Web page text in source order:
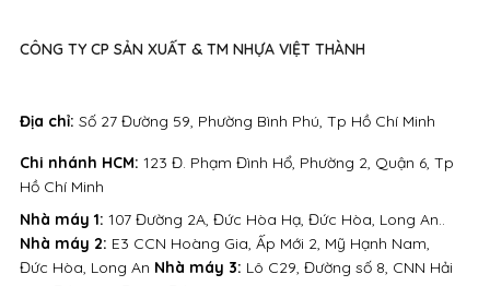
Địa chỉ: Số 27 Đường 59, Phường Bình Phú, Tp Hồ Chí Minh
CÔNG TY CP SẢN XUẤT & TM NHỰA VIỆT THÀNH
Nhà máy 1: 107 Đường 2A, Đức Hòa Hạ, Đức Hòa, Long An..
Nhà máy 2: E3 CCN Hoàng Gia, Ấp Mới 2, Mỹ Hạnh Nam,
Đức Hòa, Long An Nhà máy 3: Lô C29, Đường số 8, CNN Hải
Chi nhánh HCM: 123 Đ. Phạm Đình Hổ, Phường 2, Quận 6, Tp
Hồ Chí Minh